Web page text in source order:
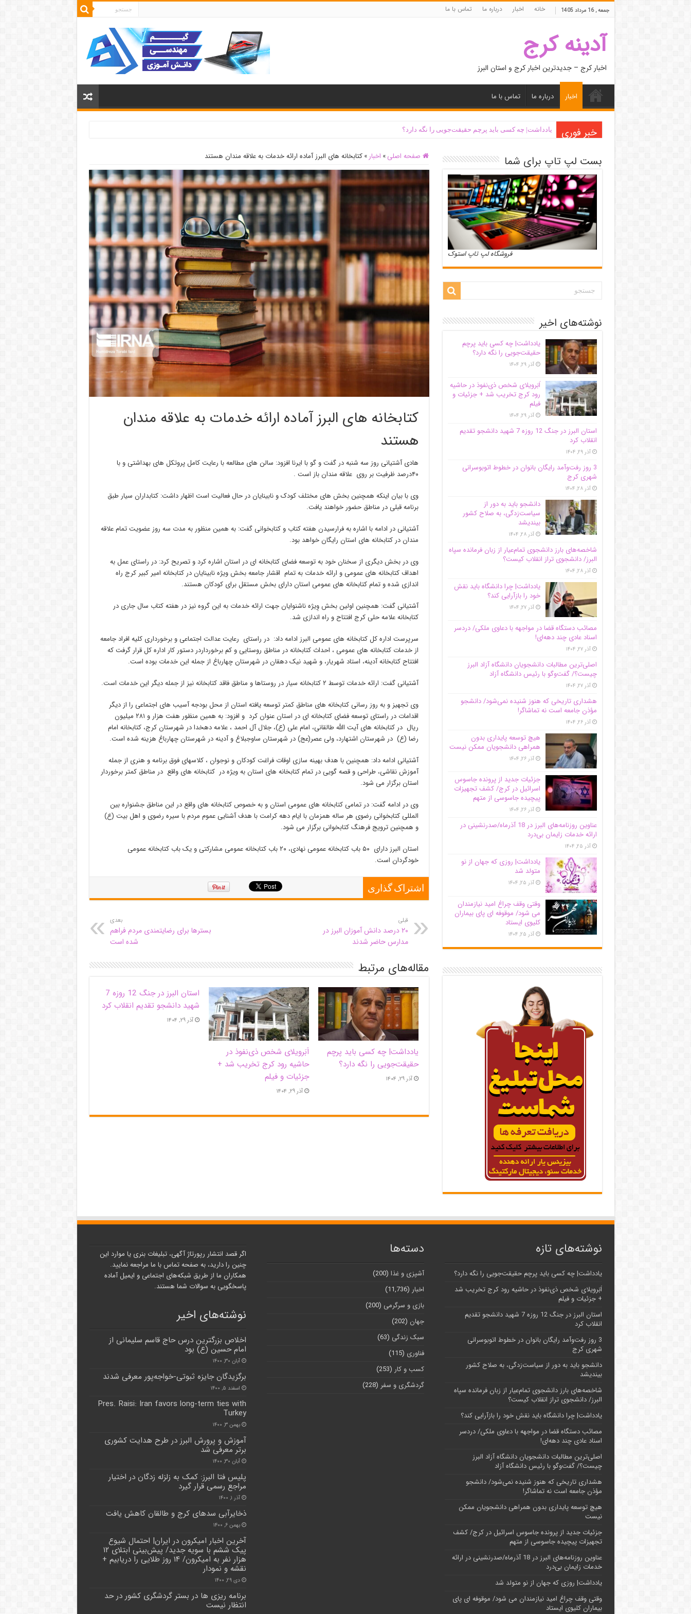
جمعه , 16 مرداد 1405 خانه اخبار درباره ما تماس با ما
آدینه کرج
اخبار کرج – جدیدترین اخبار کرج و استان البرز
اخبار درباره ما تماس با ما
خبر فوری یادداشت| ‌چه کسی باید پرچم حقیقت‌جویی را نگه دارد؟
صفحه اصلی » اخبار » کتابخانه های البرز آماده ارائه خدمات به علاقه مندان هستند
کتابخانه های البرز آماده ارائه خدمات به علاقه مندان
هستند
هادی آشتیانی روز سه شنبه در گفت و گو با ایرنا افزود: سالن های مطالعه با رعایت کامل پروتکل های بهداشتی و با
۴۰درصد ظرفیت بر روی علاقه مندان باز است .
وی با بیان اینکه همچنین بخش های مختلف کودک و نابینایان در حال فعالیت است اظهار داشت: کتابداران سیار طبق
برنامه قبلی در مناطق حضور خواهند یافت.
آشتیانی در ادامه با اشاره به فرارسیدن هفته کتاب و کتابخوانی گفت: به همین منظور به مدت سه روز عضویت تمام علاقه
مندان در کتابخانه های استان رایگان خواهد بود.
وی در بخش دیگری از سخنان خود به توسعه فضای کتابخانه ای در استان اشاره کرد و تصریح کرد: در راستای عمل به
اهداف کتابخانه های عمومی و ارائه خدمات به تمام اقشار جامعه بخش ویژه نابینایان در کتابخانه امیر کبیر کرج راه
اندازی شده و تمام کتابخانه های عمومی استان دارای بخش مستقل برای کودکان هستند.
آشتیانی گفت: همچنین اولین بخش وِیژه ناشنوایان جهت ارائه خدمات به این گروه نیز در هفته کتاب سال جاری در
کتابخانه علامه حلی کرج افتتاح و راه اندازی شد.
سرپرست اداره کل کتابخانه های عمومی البرز ادامه داد: در راستای رعایت عدالت اجتماعی و برخورداری کلیه افراد جامعه
از خدمات کتابخانه های عمومی ، احداث کتابخانه در مناطق روستایی و کم برخورداردر دستور کار اداره کل قرار گرفت که
افتتاح کتابخانه آدینه، استاد شهریار، و شهید نیک دهقان در شهرستان چهارباغ از جمله این خدمات بوده است.
آشتیانی گفت: ارائه خدمات توسط ۲ کتابخانه سیار در روستاها و مناطق فاقد کتابخانه نیز از جمله دیگر این خدمات است.
وی تجهیز و به روز رسانی کتابخانه های مناطق کمتر توسعه یافته استان از محل بودجه آسیب های اجتماعی را از دیگر
اقدامات در راستای توسعه فضای کتابخانه ای در استان عنوان کرد و افزود: به همین منظور هفت هزار و ۲۸۱ میلیون
ریال در کتابخانه های آیت االله طالقانی، امام علی (ع)، جلال آل احمد ، علامه دهخدا در شهرستان کرج، کتابخانه امام
رضا (ع) در شهرستان اشتهارد، ولی عصر(عج) در شهرستان ساوجبلاغ و آدینه در شهرستان چهارباغ هزینه شده است.
آشتیانی ادامه داد: همچنین با هدف بهینه سازی اوقات فراغت کودکان و نوجوان ، کلاسهای فوق برنامه و هنری از جمله
آموزش نقاشی، طراحی و قصه گویی در تمام کتابخانه های استان به ویژه در کتابخانه های واقع در مناطق کمتر برخوردار
استان برگزار می شود.
وی در ادامه گفت: در تمامی کتابخانه های عمومی استان و به خصوص کتابخانه های واقع در این مناطق جشنواره بین
المللی کتابخوانی رضوی هر ساله همزمان با ایام دهه کرامت با هدف آشنایی عموم مردم با سیره رضوی و اهل بیت (ع)
و همچنین ترویج فرهنگ کتابخوانی برگزار می شود.
استان البرز دارای ۵۰ باب کتابخانه عمومی نهادی، ۲۰ باب کتابخانه عمومی مشارکتی و یک باب کتابخانه عمومی
خودگردان است.
اشتراک گذاری
قبلی
۲۰ درصد دانش آموزان البرز در
مدارس حاضر شدند
بعدی
بسترها برای رضایتمندی مردم فراهم
شده است
مقاله‌های مرتبط
یادداشت| ‌چه کسی باید پرچم
حقیقت‌جویی را نگه دارد؟
آذر ۲۹, ۱۴۰۴
اَبَر‌ویلای شخص ذی‌نفوذ در
حاشیه‌ رود کرج تخریب شد +
جزئیات و فیلم
آذر ۲۹, ۱۴۰۴
استان البرز در جنگ 12 روزه 7
شهید دانشجو تقدیم انقلاب کرد
آذر ۲۹, ۱۴۰۴
بست لپ تاپ برای شما
فروشگاه لپ تاپ استوک
نوشته‌های اخیر
یادداشت| ‌چه کسی باید پرچم
حقیقت‌جویی را نگه دارد؟
آذر ۲۹, ۱۴۰۴
اَبَر‌ویلای شخص ذی‌نفوذ در حاشیه‌
رود کرج تخریب شد + جزئیات و
فیلم
آذر ۲۹, ۱۴۰۴
استان البرز در جنگ 12 روزه 7 شهید دانشجو تقدیم
انقلاب کرد
آذر ۲۹, ۱۴۰۴
3 روز رفت‌وآمد رایگان بانوان در خطوط اتوبوسرانی
شهری کرج
آذر ۲۸, ۱۴۰۴
دانشجو باید به دور از
سیاست‌زدگی، به صلاح کشور
بیندیشد
آذر ۲۸, ۱۴۰۴
شاخصه‌های بارز دانشجوی تمام‌عیار از زبان فرمانده سپاه
البرز/ دانشجوی تراز انقلاب کیست؟
آذر ۲۸, ۱۴۰۴
یادداشت| چرا دانشگاه باید نقش
خود را بازآرایی کند؟
آذر ۲۷, ۱۴۰۴
مصائب دستگاه قضا در مواجهه با دعاوی ملکی/ دردسر
اسناد عادی چند‌ دهه‌ای!
آذر ۲۷, ۱۴۰۴
اصلی‌ترین مطالبات دانشجویان دانشگاه آزاد البرز
چیست؟/ گفت‌وگو با رئیس دانشگاه آز‌اد
آذر ۲۷, ۱۴۰۴
هشداری تاریخی که هنوز شنیده نمی‌شود/ دانشجو
مؤذن جامعه است نه تماشاگر!
آذر ۲۶, ۱۴۰۴
هیچ توسعه پایداری بدون
همراهی دانشجویان ممکن نیست
آذر ۲۶, ۱۴۰۴
جزئیات جدید از پرونده جاسوس
اسرائیل در کرج/‌ کشف تجهیزات
پیچیده جاسوسی از متهم
آذر ۲۶, ۱۴۰۴
عناوین روزنامه‌های البرز در ‌18 آذرماه/صدرنشینی در
ارائه خدمات زایمان بی‌درد
آذر ۲۵, ۱۴۰۴
یادداشت| روزی که جهان از نو
متولد شد
آذر ۲۵, ۱۴۰۴
وقتی وقف چراغ امید نیازمندان
می شود/ موقوفه ای پای بیماران
کلیوی ایستاد
آذر ۲۵, ۱۴۰۴
نوشته‌های تازه
یادداشت| ‌چه کسی باید پرچم حقیقت‌جویی را نگه دارد؟
اَبَر‌ویلای شخص ذی‌نفوذ در حاشیه‌ رود کرج تخریب شد
+ جزئیات و فیلم
استان البرز در جنگ 12 روزه 7 شهید دانشجو تقدیم
انقلاب کرد
3 روز رفت‌وآمد رایگان بانوان در خطوط اتوبوسرانی
شهری کرج
دانشجو باید به دور از سیاست‌زدگی، به صلاح کشور
بیندیشد
شاخصه‌های بارز دانشجوی تمام‌عیار از زبان فرمانده سپاه
البرز/ دانشجوی تراز انقلاب کیست؟
یادداشت| چرا دانشگاه باید نقش خود را بازآرایی کند؟
مصائب دستگاه قضا در مواجهه با دعاوی ملکی/ دردسر
اسناد عادی چند‌ دهه‌ای!
اصلی‌ترین مطالبات دانشجویان دانشگاه آزاد البرز
چیست؟/ گفت‌وگو با رئیس دانشگاه آز‌اد
هشداری تاریخی که هنوز شنیده نمی‌شود/ دانشجو
مؤذن جامعه است نه تماشاگر!
هیچ توسعه پایداری بدون همراهی دانشجویان ممکن
نیست
جزئیات جدید از پرونده جاسوس اسرائیل در کرج/‌ کشف
تجهیزات پیچیده جاسوسی از متهم
عناوین روزنامه‌های البرز در ‌18 آذرماه/صدرنشینی در ارائه
خدمات زایمان بی‌درد
یادداشت| روزی که جهان از نو متولد شد
وقتی وقف چراغ امید نیازمندان می شود/ موقوفه ای پای
بیماران کلیوی ایستاد
دسته‌ها
آشپزی و غذا (200)
اخبار (11,736)
بازی و سرگرمی (200)
جهان (202)
سبک زندگی (63)
فناوری (115)
کسب و کار (253)
گردشگری و سفر (228)
اگر قصد انتشار رپورتاژ آگهی، تبلیغات بنری یا موارد این
چنین را دارید، به صفحه تماس با ما مراجعه نمایید.
همکاران ما از طریق شبکه‌های اجتماعی و ایمیل آماده
پاسخگویی به سوالات شما هستند.
نوشته‌های اخیر
اخلاص بزرگترین درس حاج قاسم سلیمانی از
امام حسین (ع) بود
آبان ۳۰, ۱۴۰۰
برگزیدگان جایزه ثبوتی-خواجه‌پور معرفی شدند
اسفند ۵, ۱۴۰۰
Pres. Raisi: Iran favors long-term ties with
Turkey
بهمن ۳, ۱۴۰۰
آموزش و پرورش البرز در طرح هدایت کشوری
برتر معرفی شد
آبان ۳۰, ۱۴۰۰
پلیس فتا البرز: کمک به زلزله زدگان در اختیار
مراجع رسمی قرار گیرد
آذر ۱, ۱۴۰۰
ذخایرآبی سدهای کرج و طالقان کاهش یافت
بهمن ۶, ۱۴۰۰
آخرین اخبار امیکرون در ایران| احتمال شیوع
پیک ششم با سویه جدید/ پیش‌بینی ابتلای ۱۲
هزار نفر به امیکرون/ ۱۴ روز طلایی را دریابیم‌ +
نقشه و نمودار
دی ۲۹, ۱۴۰۰
برنامه ریزی ها در بستر گردشگری کشور در حد
انتظار نیست